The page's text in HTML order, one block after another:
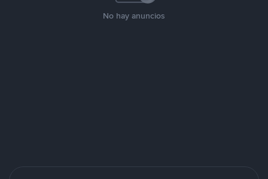
No hay anuncios